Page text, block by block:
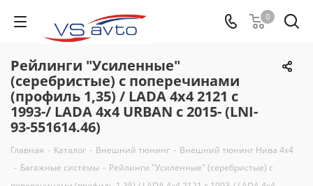
0
Рейлинги "Усиленные"
(серебристые) с поперечинами
(профиль 1,35) / LADA 4x4 2121 c
1993-/ LADA 4x4 URBAN с 2015- (LNI-
93-551614.46)
Главная - Каталог - Внешний тюнинг - Внешний тюнинг Нива 4х4
- Багажные системы - Рейлинги "Усиленные" (серебристые) с